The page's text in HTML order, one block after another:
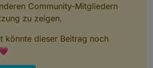
Community-Mitgliedern
zu zeigen.
könnte dieser Beitrag noch